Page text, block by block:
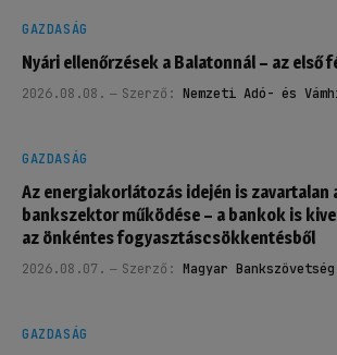
GAZDASÁG
Nyári ellenőrzések a Balatonnál – az első
2026.08.08. Szerző: Nemzeti Adó- és
GAZDASÁG
Az energiakorlátozás idején is zavartalan
bankszektor működése – a bankok is
az önkéntes fogyasztáscsökkentésből
2026.08.07. Szerző: Magyar Bankszövetség
GAZDASÁG